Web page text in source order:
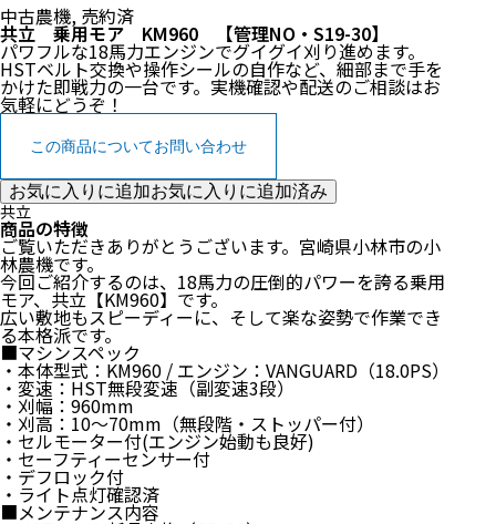
中古農機, 売約済
共立 乗用モア KM960 【管理NO・S19-30】
パワフルな18馬力エンジンでグイグイ刈り進めます。
HSTベルト交換や操作シールの自作など、細部まで手を
かけた即戦力の一台です。実機確認や配送のご相談はお
気軽にどうぞ！
この商品についてお問い合わせ
お気に入りに追加お気に入りに追加済み
共立
商品の特徴
ご覧いただきありがとうございます。宮崎県小林市の小
林農機です。
今回ご紹介するのは、18馬力の圧倒的パワーを誇る乗用
モア、共立【KM960】です。
広い敷地もスピーディーに、そして楽な姿勢で作業でき
る本格派です。
■マシンスペック
・本体型式：KM960 / エンジン：VANGUARD（18.0PS）
・変速：HST無段変速（副変速3段）
・刈幅：960mm
・刈高：10〜70mm（無段階・ストッパー付）
・セルモーター付(エンジン始動も良好)
・セーフティーセンサー付
・デフロック付
・ライト点灯確認済
■メンテナンス内容